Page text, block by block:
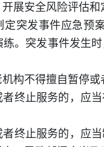
展安全风险评估
定突发事件应急预
。突发事件发生
构不得擅自暂停
终止服务的，应
终止服务的，应